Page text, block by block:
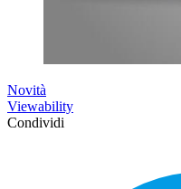
Novità
Viewability
Condividi